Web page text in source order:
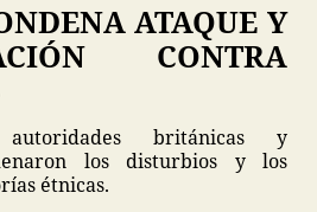
ATAQUE Y
CONTRA
británicas y
los disturbios y los
étnicas.